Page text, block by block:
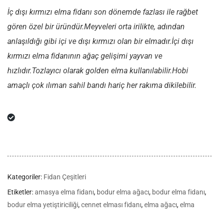
İç dışı kırmızı elma fidanı son dönemde fazlası ile rağbet
gören özel bir üründür.Meyveleri orta irilikte, adından
anlaşıldığı gibi içi ve dışı kırmızı olan bir elmadır.İçi dışı
kırmızı elma fidanının ağaç gelişimi yayvan ve
hızlıdır.Tozlayıcı olarak golden elma kullanılabilir.Hobi
amaçlı çok ılıman sahil bandı hariç her rakıma dikilebilir.
Kategoriler: Fidan Çeşitleri
Etiketler:amasya elma fidanı, bodur elma ağacı, bodur elma fidanı,
bodur elma yetiştiriciliği,cennet elması fidanı,elma ağacı,elma